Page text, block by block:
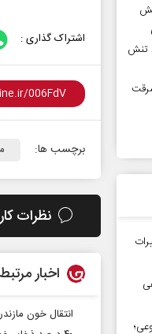
اشتراک گذاری :
برچسب ها:
نظرات
اخبار مرتبط
انتقال خون
تنش